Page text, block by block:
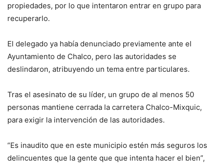
propiedades, por lo que intentaron entrar en grupo para
recuperarlo.
El delegado ya había denunciado previamente ante el
Ayuntamiento de Chalco, pero las autoridades se
deslindaron, atribuyendo un tema entre particulares.
Tras el asesinato de su líder, un grupo de al menos 50
personas mantiene cerrada la carretera Chalco-Mixquic,
para exigir la intervención de las autoridades.
“Es inaudito que en este municipio estén más seguros los
delincuentes que la gente que que intenta hacer el bien”,